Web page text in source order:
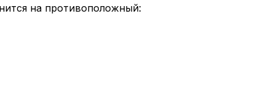
на противоположный: